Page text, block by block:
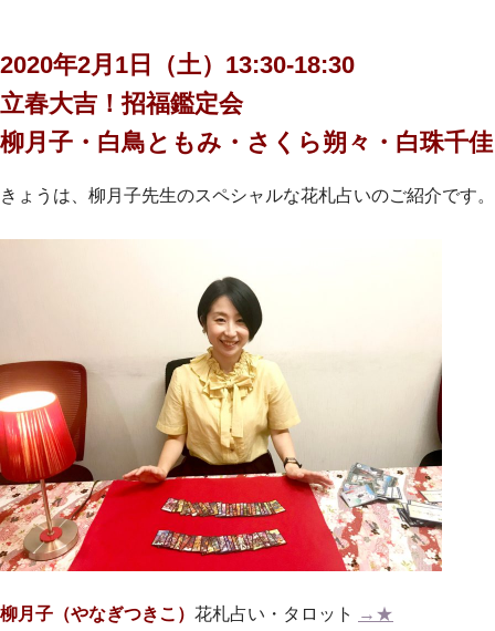
2020年2月1日（土） 13:30-18:30
立春大吉！招福鑑定会
柳月子・ 白鳥ともみ・ さくら朔々・白珠千佳
きょうは、柳月子先生のスペシャルな花札占いのご紹介です。
柳月子（やなぎつきこ） 花札占い・タロット →★